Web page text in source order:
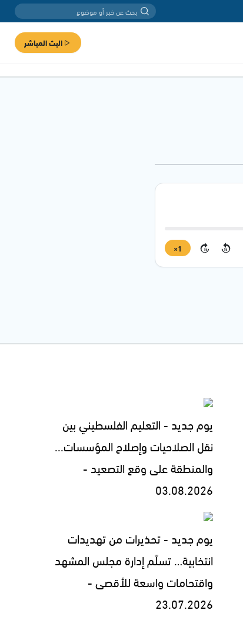
البث المباشر
15
15
1×
يوم جديد - التعليم الفلسطيني بين
نقل الصلاحيات وإصلاح المؤسسات...
والمنطقة على وقع التصعيد -
03.08.2026
يوم جديد - تحذيرات من تهديدات
انتخابية… تسلّم إدارة مجلس المشهد
واقتحامات واسعة للأقصى -
23.07.2026